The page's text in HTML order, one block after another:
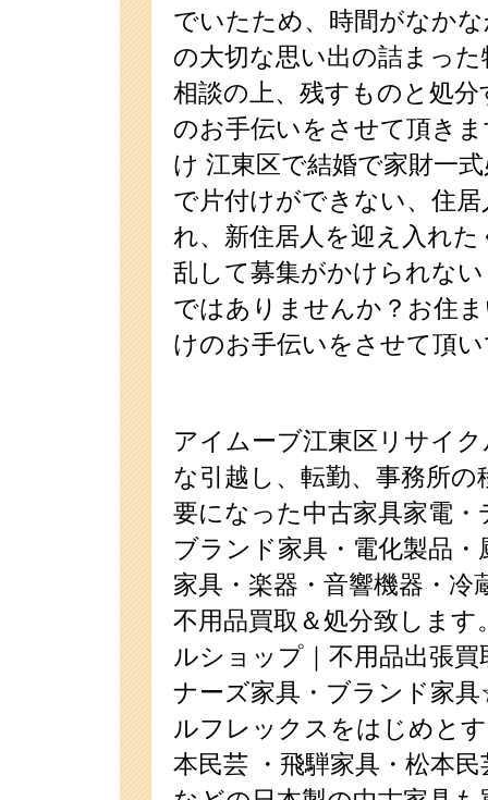
でいたため、時間がなか
の大切な思い出の詰まっ
相談の上、残すものと処
のお手伝いをさせて頂き
け 江東区で結婚で家財一
で片付けができない、住
れ、新住居人を迎え入れ
乱して募集がかけられな
ではありませんか？お住
けのお手伝いをさせて頂
アイムーブ江東区リサイ
な引越し、転勤、事務所の
要になった中古家具家電
ブランド家具・電化製品
家具・楽器・音響機器・冷
不用品買取＆処分致します
ルショップ｜不用品出張
ナーズ家具・ブランド家
ルフレックスをはじめと
本民芸 ・飛騨家具・松本